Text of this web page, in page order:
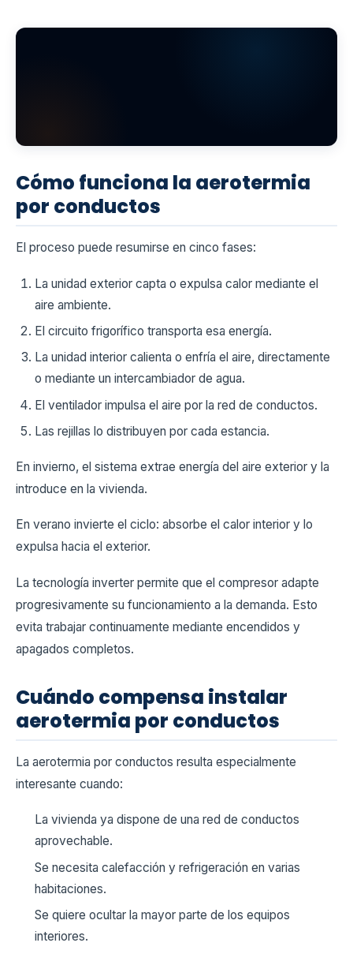
Cómo funciona la aerotermia
por conductos
El proceso puede resumirse en cinco fases:
La unidad exterior capta o expulsa calor mediante el
aire ambiente.
El circuito frigorífico transporta esa energía.
La unidad interior calienta o enfría el aire, directamente
o mediante un intercambiador de agua.
El ventilador impulsa el aire por la red de conductos.
Las rejillas lo distribuyen por cada estancia.
En invierno, el sistema extrae energía del aire exterior y la
introduce en la vivienda.
En verano invierte el ciclo: absorbe el calor interior y lo
expulsa hacia el exterior.
La tecnología inverter permite que el compresor adapte
progresivamente su funcionamiento a la demanda. Esto
evita trabajar continuamente mediante encendidos y
apagados completos.
Cuándo compensa instalar
aerotermia por conductos
La aerotermia por conductos resulta especialmente
interesante cuando:
La vivienda ya dispone de una red de conductos
aprovechable.
Se necesita calefacción y refrigeración en varias
habitaciones.
Se quiere ocultar la mayor parte de los equipos
interiores.